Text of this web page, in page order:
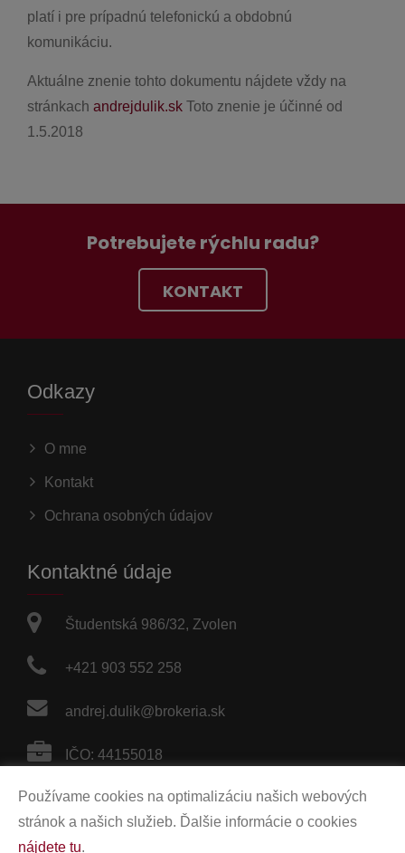
platí i pre prípadnú telefonickú a obdobnú
komunikáciu.
Aktuálne znenie tohto dokumentu nájdete vždy na
stránkach andrejdulik.sk Toto znenie je účinné od
1.5.2018
Potrebujete rýchlu radu?
KONTAKT
Odkazy
O mne
Kontakt
Ochrana osobných údajov
Kontaktné údaje
Študentská 986/32, Zvolen
+421 903 552 258
andrej.dulik@brokeria.sk
IČO: 44155018
Sociálne siete
Používame cookies na optimalizáciu našich webových
stránok a našich služieb. Ďalšie informácie o cookies
nájdete tu.